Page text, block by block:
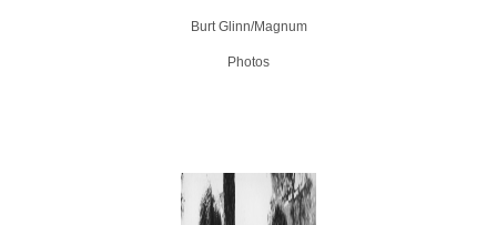
Burt Glinn/Magnum
Photos